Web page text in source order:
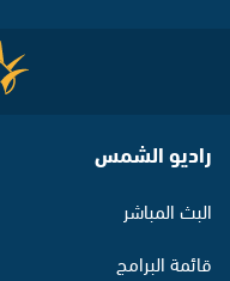
راديو الشمس
البث المباشر
قائمة البرامج